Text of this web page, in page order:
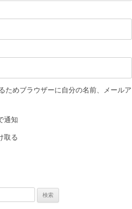
ためブラウザーに自分の名前、メールア
通知
取る